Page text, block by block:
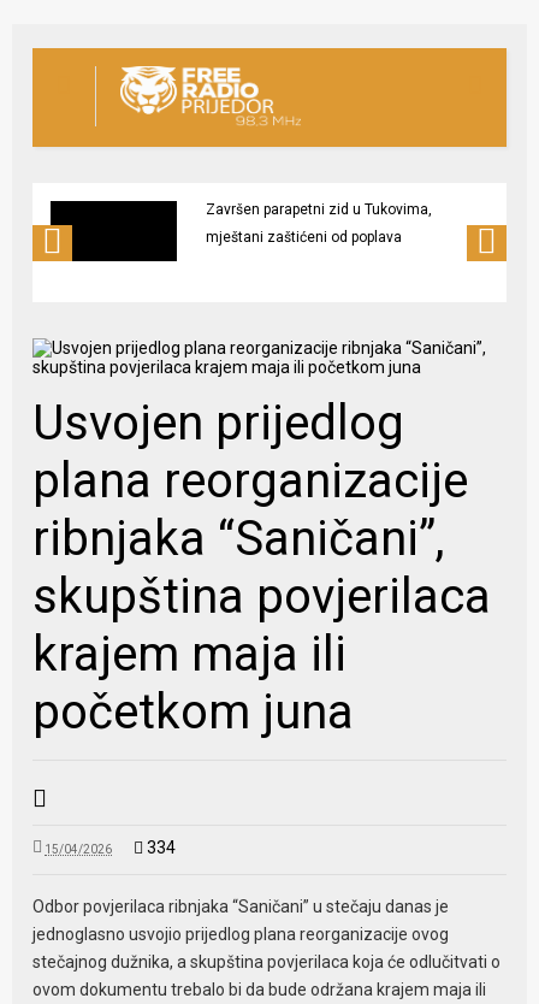
Završen parapetni zid u Tukovima,
mještani zaštićeni od poplava
Usvojen prijedlog
plana reorganizacije
ribnjaka “Saničani”,
skupština povjerilaca
krajem maja ili
početkom juna
15/04/2026 334
Odbor povjerilaca ribnjaka “Saničani” u stečaju danas je
jednoglasno usvojio prijedlog plana reorganizacije ovog
stečajnog dužnika, a skupština povjerilaca koja će odlučitvati o
ovom dokumentu trebalo bi da bude održana krajem maja ili